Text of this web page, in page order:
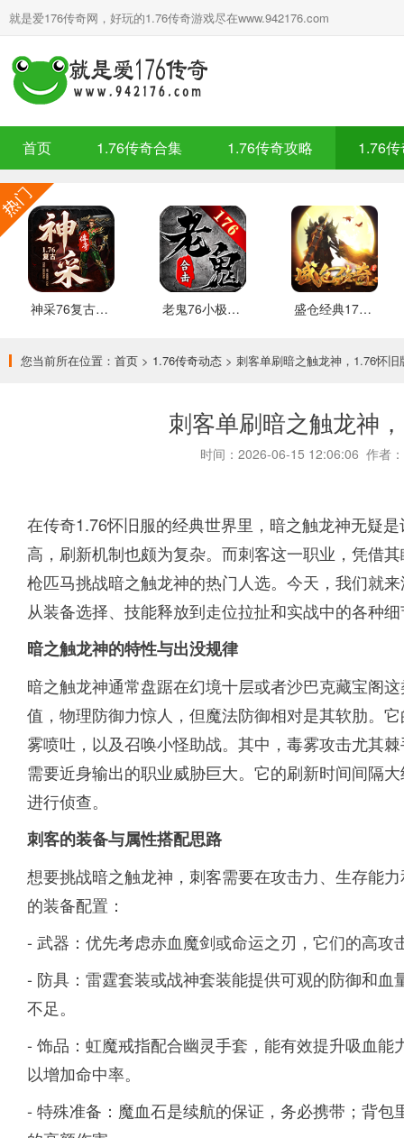
就是爱176传奇网，好玩的1.76传奇游戏尽在www.942176.com
首页 1.76传奇合集 1.76传奇攻略 1.76
神采76复古加强版 安卓下载 老鬼76小极品合击 推荐 盛仓经典176 安卓下载
您当前所在位置： 首页 > 1.76传奇动态 > 刺客单刷暗之触龙神，1.76怀旧
刺客单刷暗之触龙神
时间：2026-06-15 12:06:06 作者：
在传奇1.76怀旧服的经典世界里，暗之触龙神无疑
高，刷新机制也颇为复杂。而刺客这一职业，凭借
枪匹马挑战暗之触龙神的热门人选。今天，我们就
从装备选择、技能释放到走位拉扯和实战中的各种
暗之触龙神的特性与出没规律
暗之触龙神通常盘踞在幻境十层或者沙巴克藏宝阁
值，物理防御力惊人，但魔法防御相对是其软肋。
雾喷吐，以及召唤小怪助战。其中，毒雾攻击尤其
需要近身输出的职业威胁巨大。它的刷新时间间隔
进行侦查。
刺客的装备与属性搭配思路
想要挑战暗之触龙神，刺客需要在攻击力、生存能
的装备配置：
- 武器：优先考虑赤血魔剑或命运之刃，它们的高
- 防具：雷霆套装或战神套装能提供可观的防御和
不足。
- 饰品：虹魔戒指配合幽灵手套，能有效提升吸血
以增加命中率。
- 特殊准备：魔血石是续航的保证，务必携带；背